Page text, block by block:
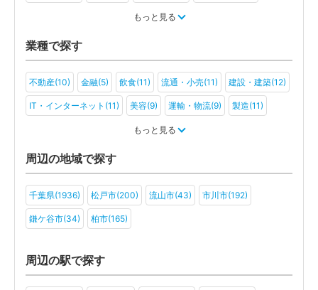
もっと見る
業種で探す
不動産(10) 金融(5) 飲食(11) 流通・小売(11) 建設・建築(12)
IT・インターネット(11) 美容(9) 運輸・物流(9) 製造(11)
旅行・ホテル(7)
アミューズメント・レジャー(7)
その他(3)
もっと見る
周辺の地域で探す
千葉県(1936) 松戸市(200) 流山市(43) 市川市(192)
鎌ケ谷市(34) 柏市(165)
周辺の駅で探す